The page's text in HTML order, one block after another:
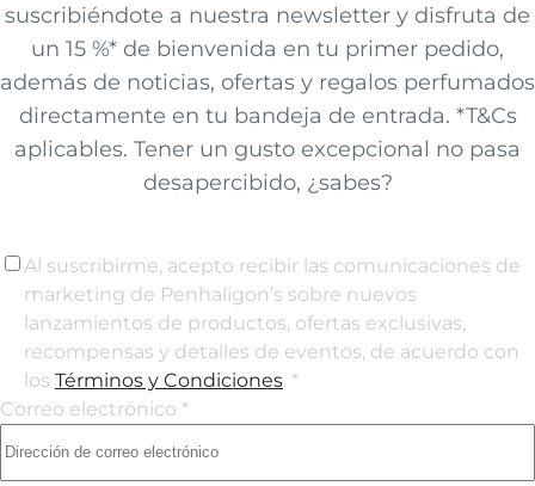
suscribiéndote a nuestra newsletter y disfruta de
un 15 %* de bienvenida en tu primer pedido,
además de noticias, ofertas y regalos perfumados
directamente en tu bandeja de entrada. *T&Cs
aplicables. Tener un gusto excepcional no pasa
desapercibido, ¿sabes?
Al suscribirme, acepto recibir las comunicaciones de
marketing de Penhaligon’s sobre nuevos
lanzamientos de productos, ofertas exclusivas,
recompensas y detalles de eventos, de acuerdo con
los Términos y Condiciones. *
Correo electrónico *